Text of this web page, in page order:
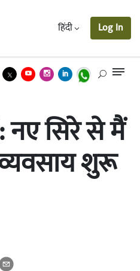
हिंदी Log In
सिरे से मैं
शुरू